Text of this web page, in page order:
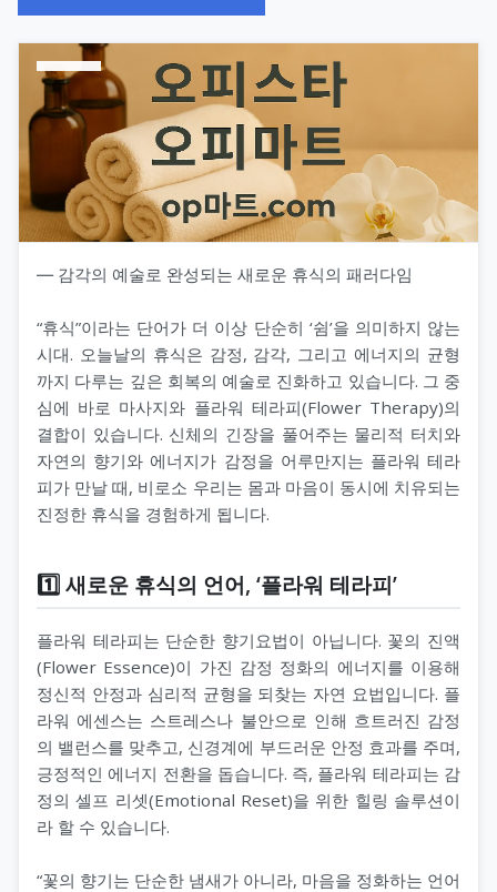
― 감각의 예술로 완성되는 새로운 휴식의 패러다임
“휴식”이라는 단어가 더 이상 단순히 ‘쉼’을 의미하지 않는
시대. 오늘날의 휴식은 감정, 감각, 그리고 에너지의 균형
까지 다루는 깊은 회복의 예술로 진화하고 있습니다. 그 중
심에 바로 마사지와 플라워 테라피(Flower Therapy)의
결합이 있습니다. 신체의 긴장을 풀어주는 물리적 터치와
자연의 향기와 에너지가 감정을 어루만지는 플라워 테라
피가 만날 때, 비로소 우리는 몸과 마음이 동시에 치유되는
진정한 휴식을 경험하게 됩니다.
1️⃣ 새로운 휴식의 언어, ‘플라워 테라피’
플라워 테라피는 단순한 향기요법이 아닙니다. 꽃의 진액
(Flower Essence)이 가진 감정 정화의 에너지를 이용해
정신적 안정과 심리적 균형을 되찾는 자연 요법입니다. 플
라워 에센스는 스트레스나 불안으로 인해 흐트러진 감정
의 밸런스를 맞추고, 신경계에 부드러운 안정 효과를 주며,
긍정적인 에너지 전환을 돕습니다. 즉, 플라워 테라피는 감
정의 셀프 리셋(Emotional Reset)을 위한 힐링 솔루션이
라 할 수 있습니다.
“꽃의 향기는 단순한 냄새가 아니라, 마음을 정화하는 언어